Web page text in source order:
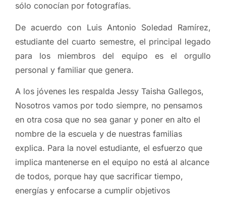
sólo conocían por fotografías.
De acuerdo con Luis Antonio Soledad Ramírez,
estudiante del cuarto semestre, el principal legado
para los miembros del equipo es el orgullo
personal y familiar que genera.
A los jóvenes les respalda Jessy Taisha Gallegos,
Nosotros vamos por todo siempre, no pensamos
en otra cosa que no sea ganar y poner en alto el
nombre de la escuela y de nuestras familias
explica. Para la novel estudiante, el esfuerzo que
implica mantenerse en el equipo no está al alcance
de todos, porque hay que sacrificar tiempo,
energías y enfocarse a cumplir objetivos